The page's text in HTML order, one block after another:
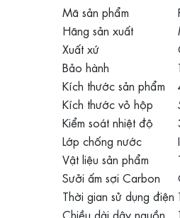
Mã sản phẩm
Hãng sản xuất
Xuất xứ
Bảo hành
Kích thước sản phẩm
Kích thước vỏ hộp
Kiểm soát nhiệt độ
Lớp chống nước
Vật liệu sản phẩm
Sưởi ấm sợi Carbon
Thời gian sử dụng điện